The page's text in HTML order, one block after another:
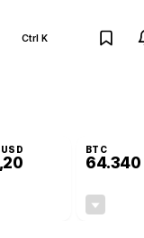
Ctrl K
BTC
64.340